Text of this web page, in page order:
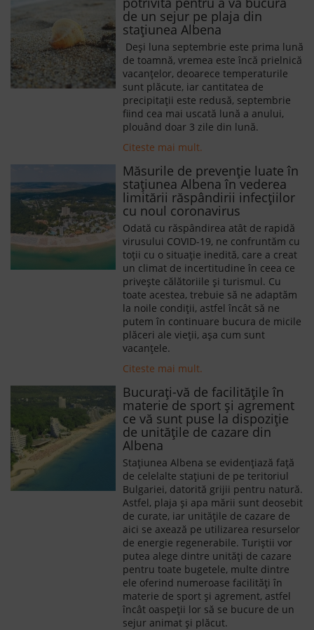
de un sejur pe plaja din
stațiunea Albena
Deși luna septembrie este prima lună
de toamnă, vremea este încă prielnică
vacanțelor, deoarece temperaturile
sunt plăcute, iar cantitatea de
precipitații este redusă, septembrie
fiind cea mai uscată lună a anului,
plouând doar 3 zile din lună.
Citeste mai mult.
Măsurile de prevenție luate în
stațiunea Albena în vederea
limitării răspândirii infecțiilor
cu noul coronavirus
Odată cu răspândirea atât de rapidă
virusului COVID-19, ne confruntăm cu
toții cu o situație inedită, care a creat
un climat de incertitudine în ceea ce
privește călătoriile și turismul. Cu
toate acestea, trebuie să ne adaptăm
la noile condiții, astfel încât să ne
putem în continuare bucura de micile
plăceri ale vieții, așa cum sunt
vacanțele.
Citeste mai mult.
Bucurați-vă de facilitățile în
materie de sport și agrement
ce vă sunt puse la dispoziție
de unitățile de cazare din
Albena
Stațiunea Albena se evidențiază față
de celelalte stațiuni de pe teritoriul
Bulgariei, datorită grijii pentru natură.
Astfel, plaja și apa mării sunt deosebit
de curate, iar unitățile de cazare de
aici se axează pe utilizarea resurselor
de energie regenerabile. Turiștii vor
putea alege dintre unități de cazare
pentru toate bugetele, multe dintre
ele oferind numeroase facilități în
materie de sport și agrement, astfel
încât oaspeții lor să se bucure de un
sejur animat și plăcut.